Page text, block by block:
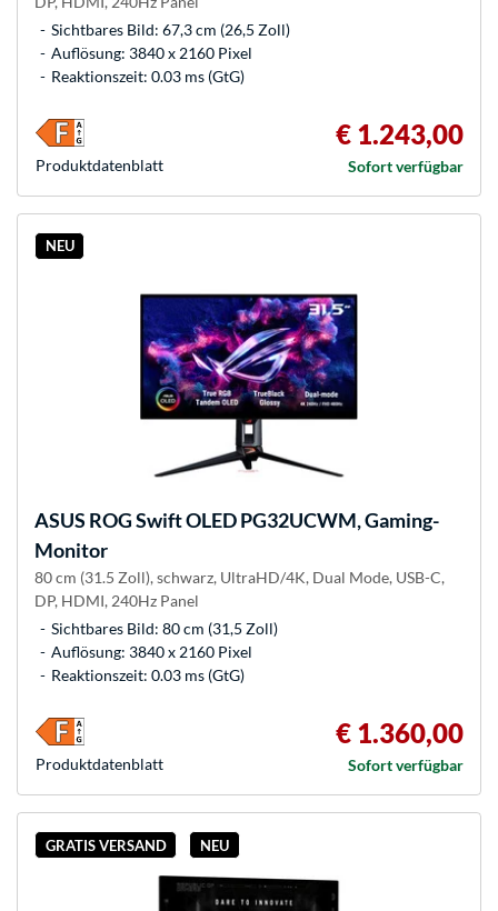
Sichtbares Bild: 67,3 cm (26,5 Zoll)
Auflösung: 3840 x 2160 Pixel
Reaktionszeit: 0.03 ms (GtG)
€ 1.243,00
Sofort verfügbar
Produkt­datenblatt
NEU
ASUS ROG Swift OLED PG32UCWM, Gaming-
Monitor
80 cm (31.5 Zoll), schwarz, UltraHD/4K, Dual Mode, USB-C,
DP, HDMI, 240Hz Panel
Sichtbares Bild: 80 cm (31,5 Zoll)
Auflösung: 3840 x 2160 Pixel
Reaktionszeit: 0.03 ms (GtG)
€ 1.360,00
Sofort verfügbar
Produkt­datenblatt
GRATIS VERSAND NEU